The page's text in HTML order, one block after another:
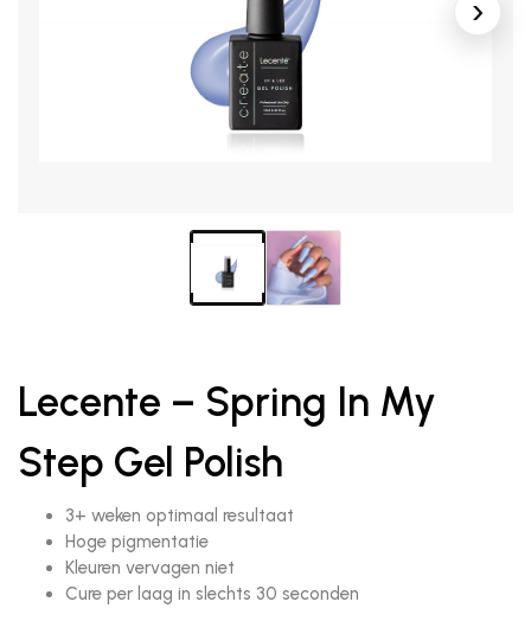
Lecente – Spring In My
Step Gel Polish
3+ weken optimaal resultaat
Hoge pigmentatie
Kleuren vervagen niet
Cure per laag in slechts 30 seconden